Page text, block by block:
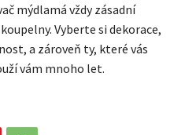
mýdlamá vždy zásadní
Vyberte si dekorace,
a zároveň ty, které vás
vám mnoho let.